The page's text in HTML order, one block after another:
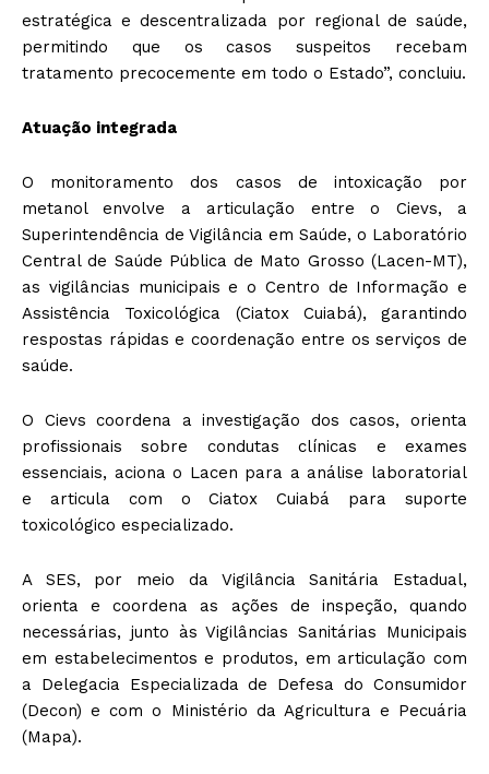
estratégica e descentralizada por regional de saúde,
permitindo que os casos suspeitos recebam
tratamento precocemente em todo o Estado”, concluiu.
Atuação integrada
O monitoramento dos casos de intoxicação por
metanol envolve a articulação entre o Cievs, a
Superintendência de Vigilância em Saúde, o Laboratório
Central de Saúde Pública de Mato Grosso (Lacen-MT),
as vigilâncias municipais e o Centro de Informação e
Assistência Toxicológica (Ciatox Cuiabá), garantindo
respostas rápidas e coordenação entre os serviços de
saúde.
O Cievs coordena a investigação dos casos, orienta
profissionais sobre condutas clínicas e exames
essenciais, aciona o Lacen para a análise laboratorial
e articula com o Ciatox Cuiabá para suporte
toxicológico especializado.
A SES, por meio da Vigilância Sanitária Estadual,
orienta e coordena as ações de inspeção, quando
necessárias, junto às Vigilâncias Sanitárias Municipais
em estabelecimentos e produtos, em articulação com
a Delegacia Especializada de Defesa do Consumidor
(Decon) e com o Ministério da Agricultura e Pecuária
(Mapa).